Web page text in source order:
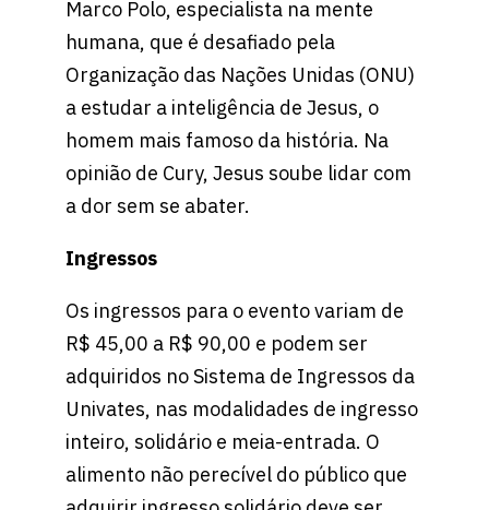
Marco Polo, especialista na mente
humana, que é desafiado pela
Organização das Nações Unidas (ONU)
a estudar a inteligência de Jesus, o
homem mais famoso da história. Na
opinião de Cury, Jesus soube lidar com
a dor sem se abater.
Ingressos
Os ingressos para o evento variam de
R$ 45,00 a R$ 90,00 e podem ser
adquiridos no Sistema de Ingressos da
Univates, nas modalidades de ingresso
inteiro, solidário e meia-entrada. O
alimento não perecível do público que